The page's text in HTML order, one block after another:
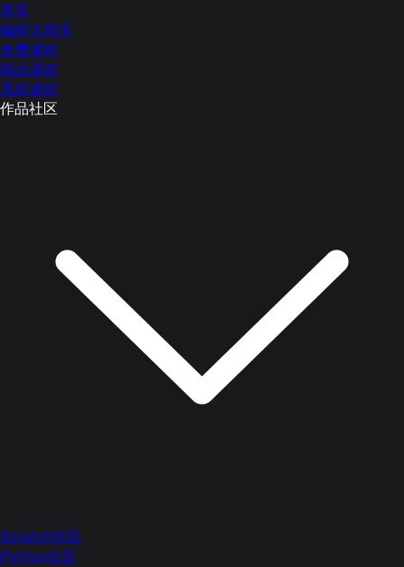
首页
编程大闯关
免费课程
精品课程
系统课程
作品社区
Scratch社区
Python社区